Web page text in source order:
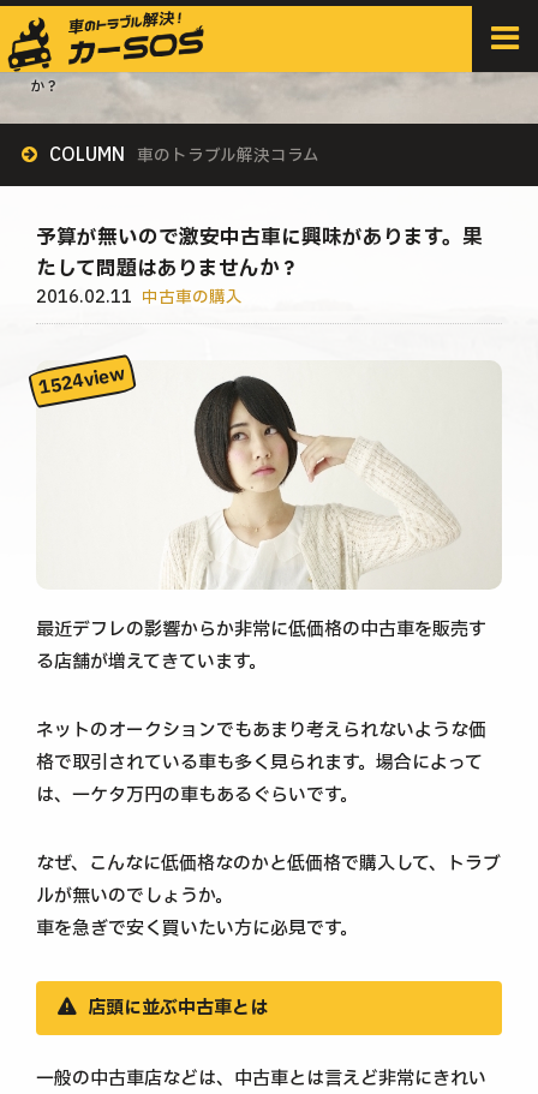
HOME > すべての記事 >
予算が無いので激安中古車に興味があります。果たして問題はありません
か？
COLUMN 車のトラブル解決コラム
予算が無いので激安中古車に興味があります。果
たして問題はありませんか？
2016.02.11 中古車の購入
最近デフレの影響からか非常に低価格の中古車を販売す
る店舗が増えてきています。
ネットのオークションでもあまり考えられないような価
格で取引されている車も多く見られます。場合によって
は、一ケタ万円の車もあるぐらいです。
なぜ、こんなに低価格なのかと低価格で購入して、トラブ
ルが無いのでしょうか。
車を急ぎで安く買いたい方に必見です。
店頭に並ぶ中古車とは
一般の中古車店などは、中古車とは言えど非常にきれい